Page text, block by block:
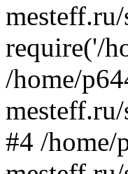
require('/
/home/
#4 /home/